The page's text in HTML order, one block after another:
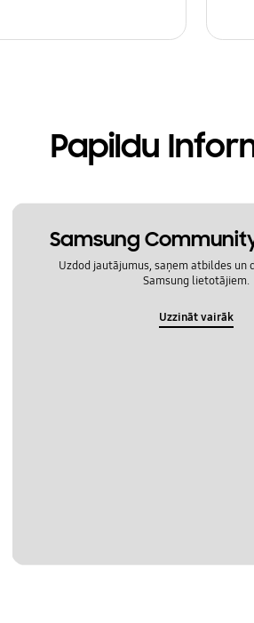
Papildu
Samsung
Uzdod jautājumus, saņem atbildes un
Samsung lietotājiem.
Uzzināt vairāk